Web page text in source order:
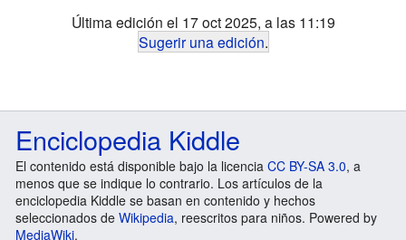
Última edición el 17 oct 2025, a las 11:19
Sugerir una edición.
Enciclopedia Kiddle
El contenido está disponible bajo la licencia CC BY-SA 3.0, a
menos que se indique lo contrario. Los artículos de la
enciclopedia Kiddle se basan en contenido y hechos
seleccionados de Wikipedia, reescritos para niños. Powered by
MediaWiki.